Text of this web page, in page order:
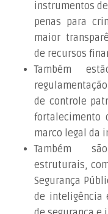
instrumentos
penas para
maior
de recursos
Também
de controle
fortalecimento
marco legal da
Também
estruturais,
Segurança
de inteligência